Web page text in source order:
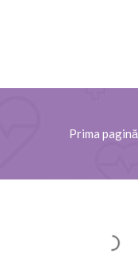
Prima pagină